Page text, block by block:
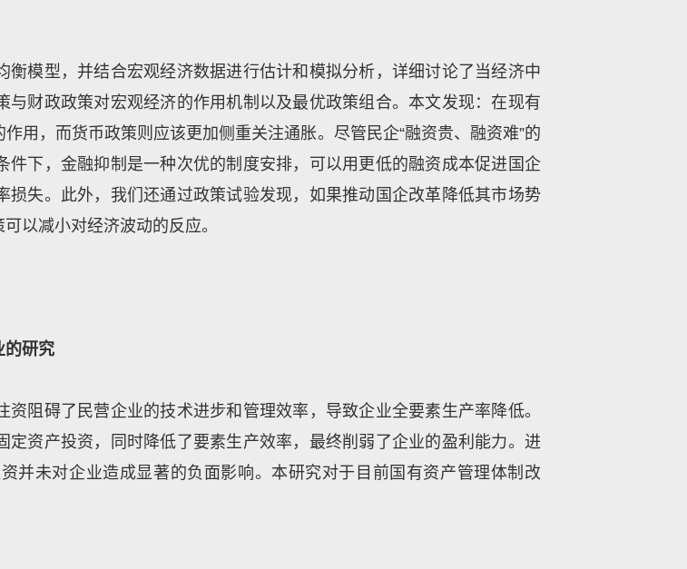
衡模型，并结合宏观经济数据进行估计和模拟分析，详细讨论了当经济中
财政政策对宏观经济的作用机制以及最优政策组合。本文发现：在现有
用，而货币政策则应该更加侧重关注通胀。尽管民企“融资贵、融资难”的
下，金融抑制是一种次优的制度安排，可以用更低的融资成本促进国企
失。此外，我们还通过政策试验发现，如果推动国企改革降低其市场势
以减小对经济波动的反应。
的研究
阻碍了民营企业的技术进步和管理效率，导致企业全要素生产率降低。
资产投资，同时降低了要素生产效率，最终削弱了企业的盈利能力。进
并未对企业造成显著的负面影响。本研究对于目前国有资产管理体制改